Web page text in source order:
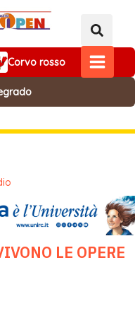
MAIN
Corvo rosso
LE OPERE